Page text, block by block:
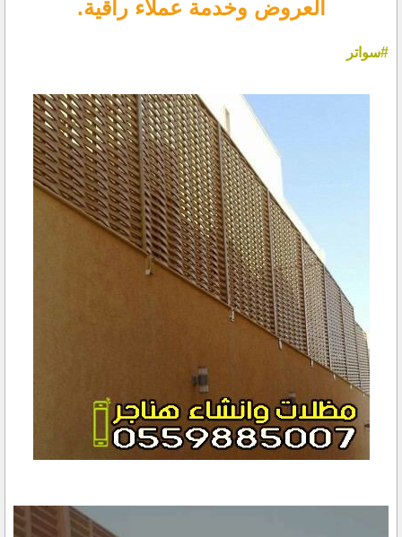
العروض وخدمة عملاء راقية.
#سواتر